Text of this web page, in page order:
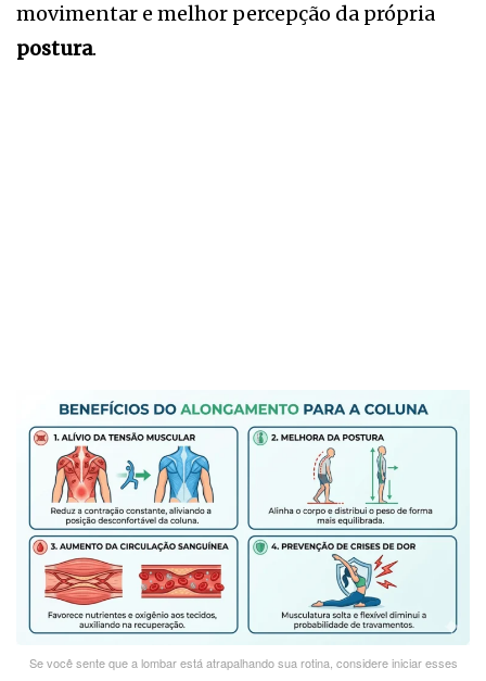
movimentar e melhor percepção da própria
postura.
Se você sente que a lombar está atrapalhando sua rotina, considere iniciar esses